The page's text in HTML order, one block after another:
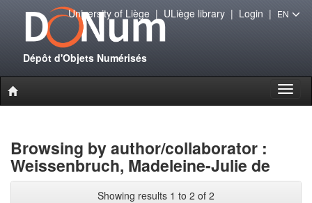
Dépôt d'Objets Numérisés
University of Liège| ULiège library| Login | EN
Browsing by author/collaborator :
Weissenbruch, Madeleine-Julie de
Showing results 1 to 2 of 2